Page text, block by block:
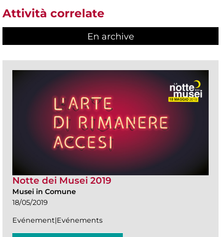
Attività correlate
En archive
Notte dei Musei 2019
Musei in Comune
18/05/2019
Evénement|Evénements